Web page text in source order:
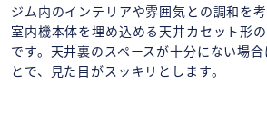
ジム内のインテリアや雰囲気との調和を
室内機本体を埋め込める天井カセット形
です。天井裏のスペースが十分にない場
とで、見た目がスッキリとします。